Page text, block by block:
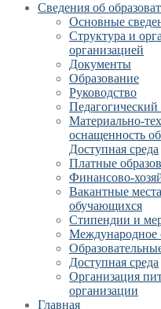
Сведения об
Основные
Структура и
организацией
Документы
Образование
Руководство
Педагогический
Материально-
оснащенность
Доступная среда
Платные
Финансово-
Вакантные
обучающихся
Стипендии и
Международное
Доступная среда
Организация
организации
Главная